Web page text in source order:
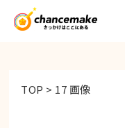
TOP > 17 画像